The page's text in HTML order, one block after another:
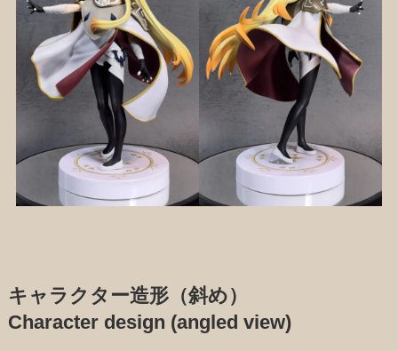
キャラクター造形（斜め）
Character design (angled view)